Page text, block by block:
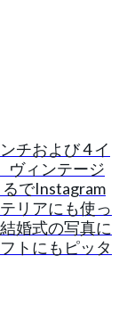
チおよび 4 イ
ヴィンテージ
でInstagram
リアにも使っ
婚式の写真に
トにもピッタ